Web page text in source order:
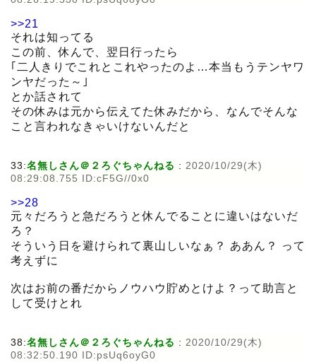
>>21
それは知ってる
この前、休んで、翌日行ったら
｢二人きりでこれとこれやったのよ…本当もうテンヤワ
ンヤだった～｣
とか話されて
その休みは元から伝えてた休みだから、なんでそんな
こと言われなきゃいけないんだと
33:名無しさん＠２ろぐちゃんねる : 2020/10/29(木)
08:29:08.755 ID:cF5G//0x0
>>28
元々だろうと急だろうと休んでることに違いはないだ
ろ？
そういう日を避けられて裏山しいなぁ？ ああん？ って
考えずに
次はお前の番だからノウハウ貯めとけよ？って助言と
して受けとれ
38:名無しさん＠２ろぐちゃんねる : 2020/10/29(木)
08:32:50.190 ID:psUq6oyG0